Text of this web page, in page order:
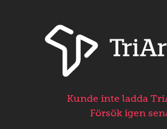
Kunde inte ladda
Försök igen